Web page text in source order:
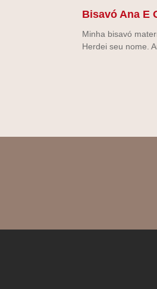
Bisavó Ana E
Minha bisavó
Herdei seu nome.